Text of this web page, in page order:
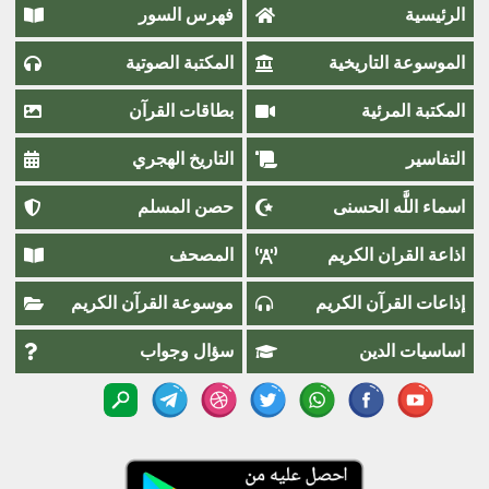
الرئيسية فهرس السور
الموسوعة التاريخية المكتبة الصوتية
المكتبة المرئية بطاقات القرآن
التفاسير التاريخ الهجري
اسماء اللَّٰه الحسنى حصن المسلم
اذاعة القران الكريم المصحف
إذاعات القرآن الكريم موسوعة القرآن الكريم
اساسيات الدين سؤال وجواب